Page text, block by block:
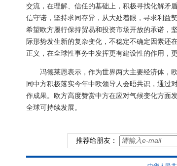
交流，在理解、信任的基础上，积极寻找化解矛
信守诺，坚持求同存异，从大处着眼，寻求利益
希望欧方履行保持贸易和投资市场开放的承诺，
际形势发生新的复杂变化，不稳定不确定因素还
正义，在全球性事务中发挥更有建设性的作用，
冯德莱恩表示，作为世界两大主要经济体，
同中方积极落实今年中欧领导人会晤共识，通过
作成果。欧方高度赞赏中方在应对气候变化方面
全球可持续发展。
推荐给朋友：